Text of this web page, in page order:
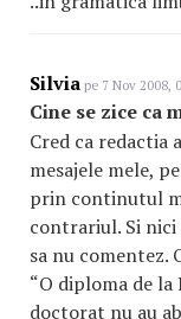
Silvia pe 7 Nov 2008,
Cine se zice ca
Cred ca redactia
mesajele mele,
prin continutul
contrariul. Si
sa nu comentez.
“O diploma de
doctorat nu au